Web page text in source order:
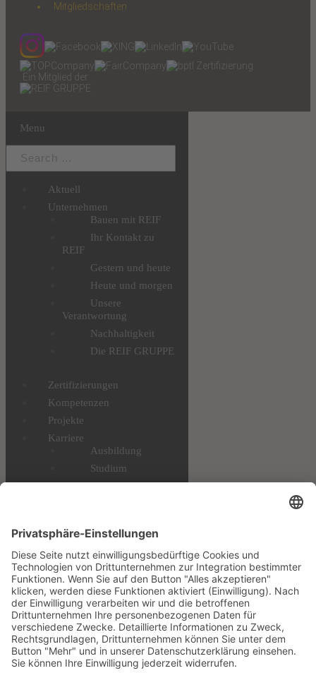
Mitgliedschaften
Ein Mitglied der
Menu
Aktuell
Unternehmen
Bauen mit REIF
Ihr Kontakt zu
REIF
Gestern und heute
Heute und morgen
Unsere
Verantwortung
Nachhaltigkeit
Die REIF GRUPPE
Zertifizierungen
Kompetenzen
Projekte
Karriere
Ausbildung
Studium
Profis & Einsteiger
Downloads
Datenschutz
Impressum